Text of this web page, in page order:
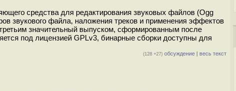
средства для редактирования звуковых файлов (Ogg
звукового файла, наложения треков и применения эффектов
значительный выпуском, сформированным после
под лицензией GPLv3, бинарные сборки доступны для
(128 +27) обсуждение | весь текст